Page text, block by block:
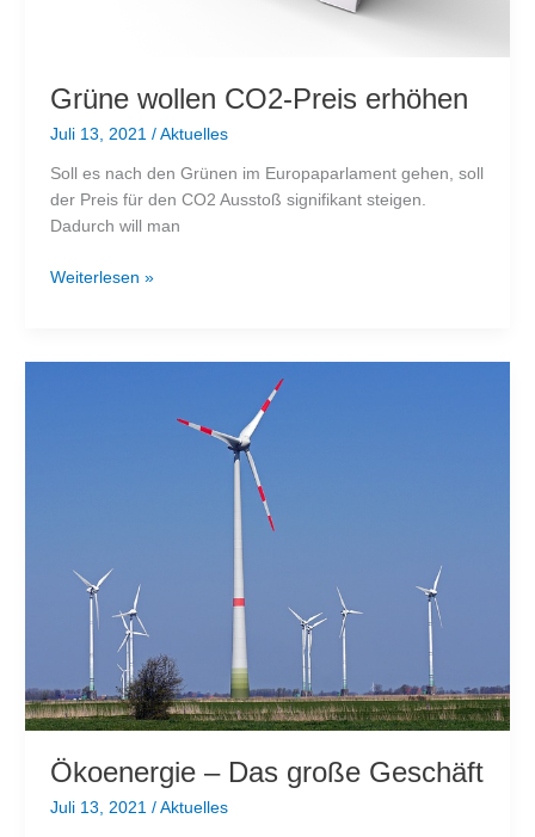
Grüne wollen CO2-Preis erhöhen
Juli 13, 2021 / Aktuelles
Soll es nach den Grünen im Europaparlament gehen, soll
der Preis für den CO2 Ausstoß signifikant steigen.
Dadurch will man
Grüne
Weiterlesen »
Ökoenergie – Das große Geschäft
Juli 13, 2021 / Aktuelles